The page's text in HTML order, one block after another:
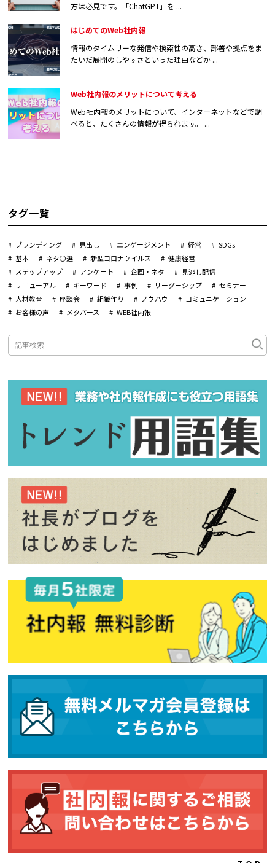
方は必見です。「ChatGPT」を ...
はじめてのWeb社内報
情報のタイムリーな発信や検索性の高さ、部署や拠点をま
たいだ展開のしやすさといった理由などか ...
Web社内報のメリットについて考える
Web社内報のメリットについて、インターネットなどで調
べると、たくさんの情報が得られます。 ...
タグ一覧
ブランディング 見出し エンゲージメント 経営
SDGs
基本
ネタ〇選 新型コロナウイルス
健康経営
ステップアップ
アンケート 企画・ネタ
見逃し配信
リニューアル
キーワード 事例 リーダーシップ
セミナー
人材教育
座談会 組織作り ノウハウ
コミュニケーション
お客様の声
メタバース WEB社内報